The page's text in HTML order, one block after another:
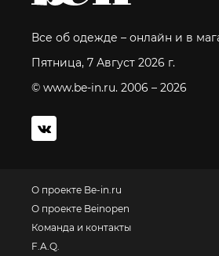
Все об одежде – онлайн и в
Пятница, 7 Август 2026 г.
© www.be-in.ru. 2006 – 2026
О проекте Be-in.ru
О проекте Beinopen
Команда и контакты
F.A.Q.